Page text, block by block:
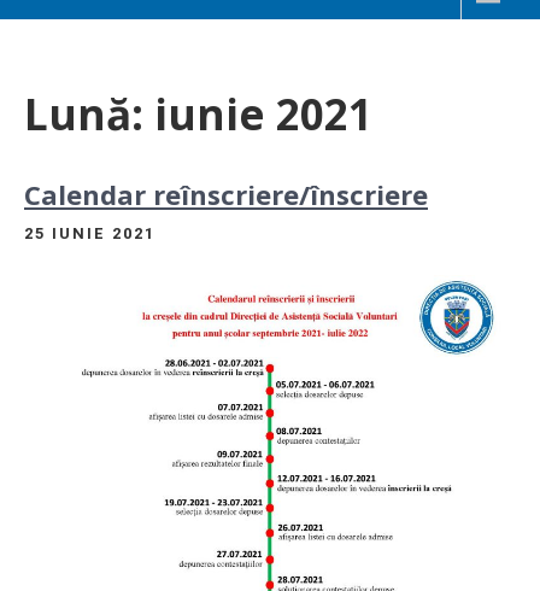
Lună: iunie 2021
Calendar reînscriere/înscriere
25 IUNIE 2021